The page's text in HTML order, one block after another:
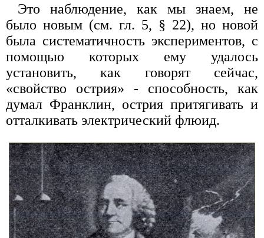
Это наблюдение, как мы знаем, не
было новым (см. гл. 5, § 22), но новой
была систематичность экспериментов, с
помощью которых ему удалось
установить, как говорят сейчас,
«свойство острия» - способность, как
думал Франклин, острия притягивать и
отталкивать электрический флюид.